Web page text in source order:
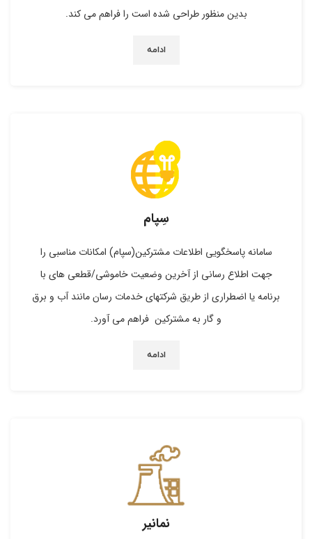
بدین منظور طراحی شده است را فراهم می کند.
ادامه
سِپام
سامانه پاسخگویی اطلاعات مشترکین(سپام) امکانات مناسبی را
جهت اطلاع رسانی از آخرین وضعیت خاموشی/قطعی های با
برنامه یا اضطراری از طریق شرکتهای خدمات رسان مانند آب و برق
و گار به مشترکین فراهم می آورد.
ادامه
نمانیر